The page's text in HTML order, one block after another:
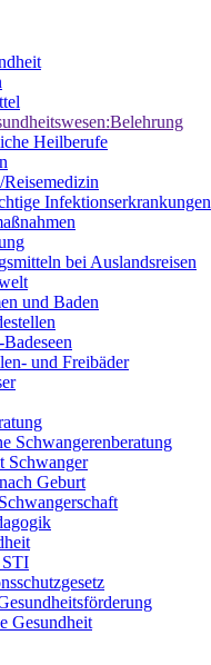
Heilberufe
Infektionserkrankungen
bei Auslandsreisen
und Baden
und Freibäder
Schwangerenberatung
Schwanger
Geburt
Gesundheit